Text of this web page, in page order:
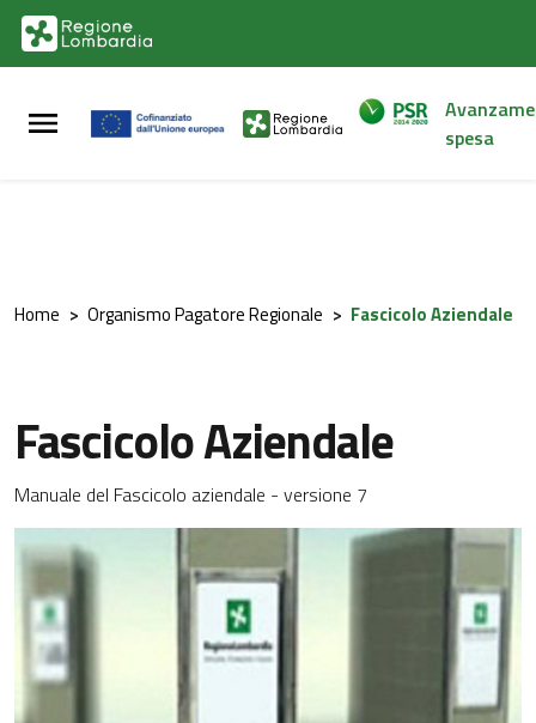
Vai al contenuto principale
Vai al footer
spesa
Home > Organismo Pagatore Regionale > Fascicolo Aziendale
Fascicolo Aziendale
Manuale del Fascicolo aziendale - versione 7